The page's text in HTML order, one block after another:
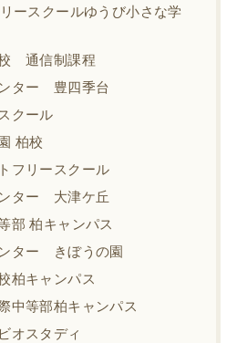
ースクールゆうび小さな学
通信制課程
ター 豊四季台
クール
柏校
フリースクール
ター 大津ケ丘
部 柏キャンパス
ター きぼうの園
柏キャンパス
中等部柏キャンパス
オスタディ